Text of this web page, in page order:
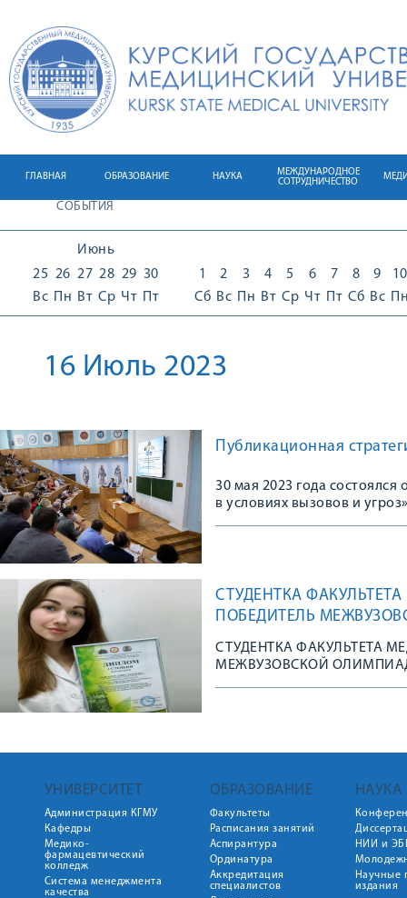
ГЛАВНАЯ ОБРАЗОВАНИЕ НАУКА
МЕЖДУНАРОДНОЕ
СОТРУДНИЧЕСТВО
СОБЫТИЯ
Июнь
25
Вс
26
Пн
27
Вт
28
Ср
29
Чт
30
Пт
1
Сб
2
Вс
3
Пн
4
Вт
5
Ср
6
Чт
7
Пт
8
Сб
9
Вс
10
16 Июль 2023
Публикационная
30 мая 2023 года
в условиях вызовов и
СТУДЕНТКА
ПОБЕДИТЕЛЬ
СТУДЕНТКА ФАКУЛЬТЕТА
МЕЖВУЗОВСКОЙ
УНИВЕРСИТЕТ
Администрация КГМУ
Кафедры
Медико-
фармацевтический
колледж
Система менеджмента
качества
ОБРАЗОВАНИЕ
Факультеты
Расписания занятий
Аспирантура
Ординатура
Аккредитация
специалистов
НАУКА
НИИ и
Научные
издания